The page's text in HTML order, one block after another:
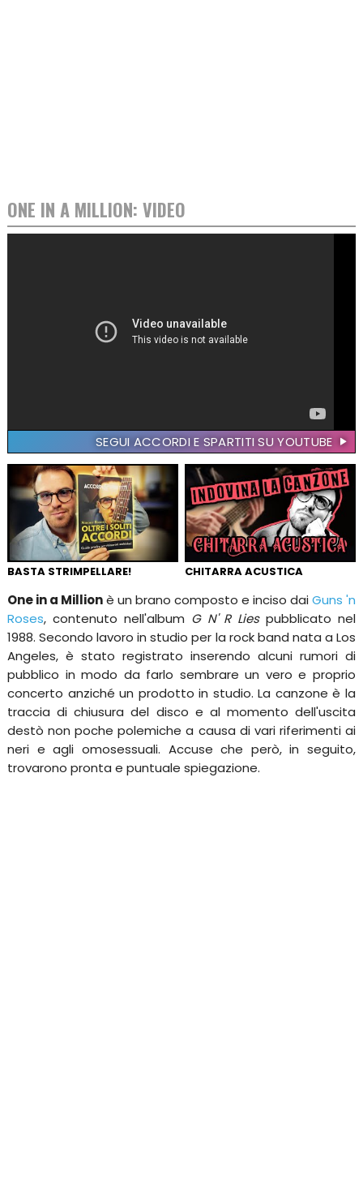
ONE IN A MILLION: VIDEO
SEGUI ACCORDI E SPARTITI SU YOUTUBE
BASTA STRIMPELLARE! CHITARRA ACUSTICA
One in a Millionè un brano composto e inciso daiGuns 'n
Roses, contenuto nell'album G N' R Liespubblicato nel
1988. Secondo lavoro in studio per la rock band nata a Los
Angeles, è stato registrato inserendo alcuni rumori di
pubblico in modo da farlo sembrare un vero e proprio
concerto anziché un prodotto in studio. La canzone è la
traccia di chiusura del disco e al momento dell'uscita
destò non poche polemiche a causa di vari riferimenti ai
neri e agli omosessuali. Accuse che però, in seguito,
trovarono pronta e puntuale spiegazione.